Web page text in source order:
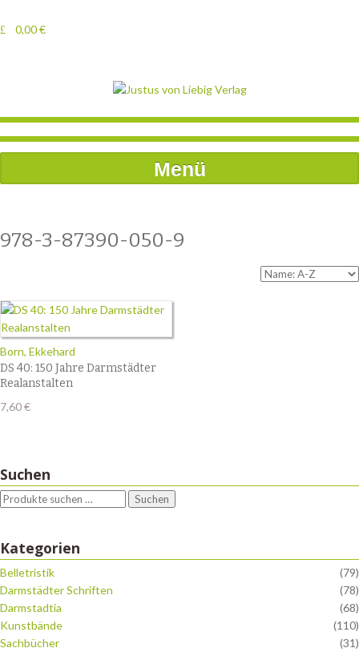
0,00€
Menü
978-3-87390-050-9
Born, Ekkehard
DS 40: 150 Jahre Darmstädter
Realanstalten
7,60€
Suchen
Suchen
Kategorien
Belletristik
(79)
Darmstädter Schriften
(78)
Darmstadtia
(68)
Kunstbände
(110)
Sachbücher
(31)